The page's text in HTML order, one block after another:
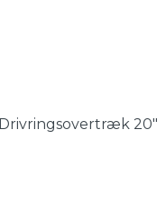
Drivringsovertræk 20"